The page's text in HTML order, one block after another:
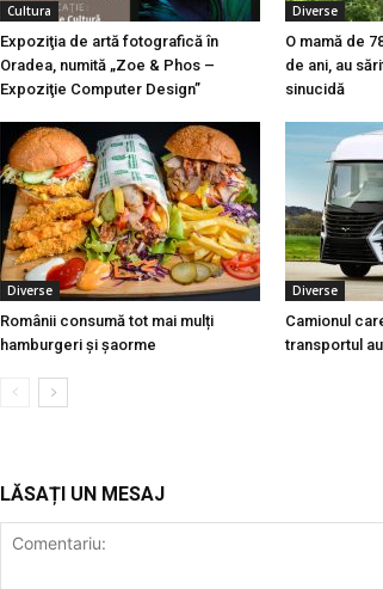
Cultura
Expoziţia de artă fotografică în
Oradea, numită „Zoe & Phos –
Expoziţie Computer Design”
Diverse
O mamă de
de ani, au
sinucidă
Diverse
Românii consumă tot mai mulți
hamburgeri și șaorme
Diverse
Camionul
transportul
LĂSAȚI UN MESAJ